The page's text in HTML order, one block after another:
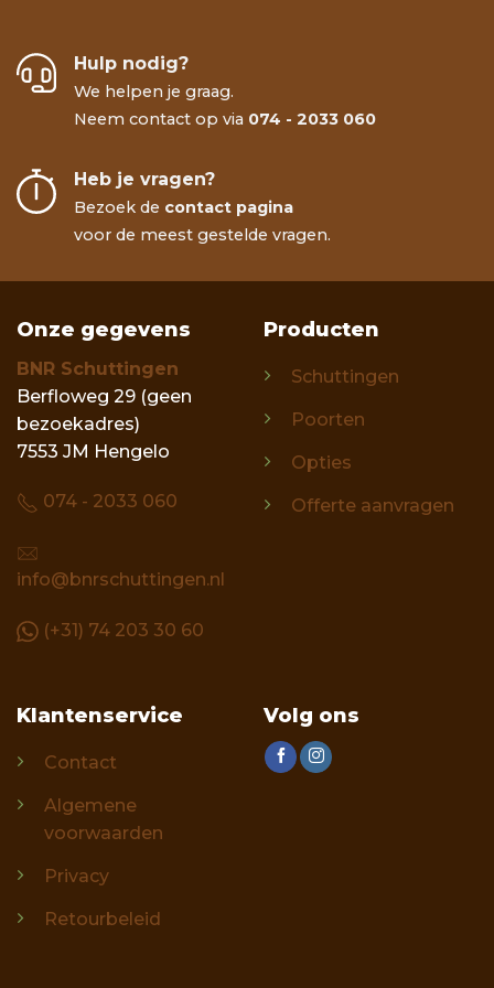
Hulp nodig?
We helpen je graag.
Neem contact op via 074 - 2033 060
Heb je vragen?
Bezoek de contact pagina
voor de meest gestelde vragen.
Onze gegevens
BNR Schuttingen
Berfloweg 29 (geen
bezoekadres)
7553 JM Hengelo
074 - 2033 060
info@bnrschuttingen.nl
(+31) 74 203 30 60
Producten
Schuttingen
Poorten
Opties
Offerte aanvragen
Klantenservice
Contact
Algemene
voorwaarden
Privacy
Retourbeleid
Volg ons